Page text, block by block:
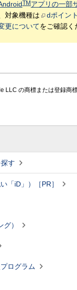
TM アプリの一部
対象機種は
dポイン
更についてをご確認く
LLC の商標または登録商標
す
「iD」）［PR］
）
ログラム